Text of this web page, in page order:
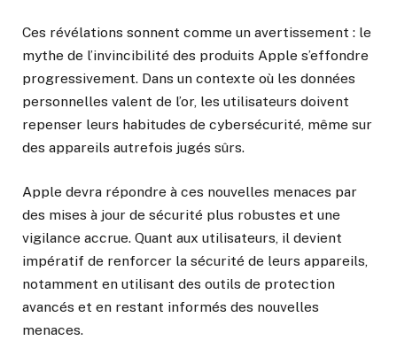
Ces révélations sonnent comme un avertissement : le
mythe de l’invincibilité des produits Apple s’effondre
progressivement. Dans un contexte où les données
personnelles valent de l’or, les utilisateurs doivent
repenser leurs habitudes de cybersécurité, même sur
des appareils autrefois jugés sûrs.
Apple devra répondre à ces nouvelles menaces par
des mises à jour de sécurité plus robustes et une
vigilance accrue. Quant aux utilisateurs, il devient
impératif de renforcer la sécurité de leurs appareils,
notamment en utilisant des outils de protection
avancés et en restant informés des nouvelles
menaces.